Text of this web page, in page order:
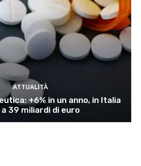
ATTUALITÀ
+6% in un anno, in Italia
a 39 miliardi di euro